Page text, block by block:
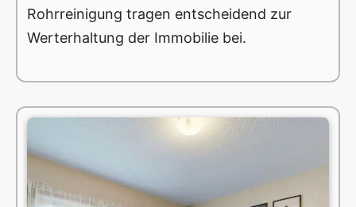
Rohrreinigung tragen entscheidend zur
Werterhaltung der Immobilie bei.